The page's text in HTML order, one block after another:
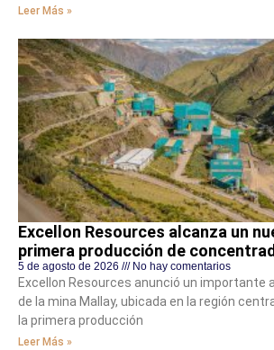
Leer Más »
Excellon Resources alcanza un
primera producción de
5 de agosto de 2026 No hay comentarios
Excellon Resources anunció un importante
de la mina Mallay, ubicada en la región
la primera producción
Leer Más »